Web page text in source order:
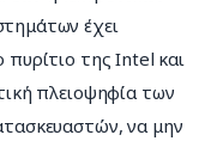
έχει
πυρίτιο της Intel και
πλειοψηφία των
να μην